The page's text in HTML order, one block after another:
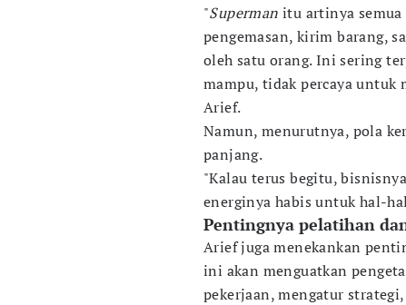
"Superman itu artinya
pengemasan, kirim barang,
oleh satu orang. Ini sering
mampu, tidak percaya untuk
Arief.
Namun, menurutnya, pola
panjang.
"Kalau terus begitu,
energinya habis untuk hal-
Pentingnya pelatihan
Arief juga menekankan
ini akan menguatkan
pekerjaan, mengatur